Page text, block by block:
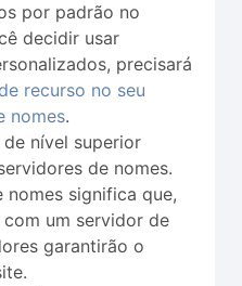
por padrão no
decidir usar
precisará
recurso no seu
nomes.
nível superior
de nomes.
nomes significa que,
um servidor de
garantirão o